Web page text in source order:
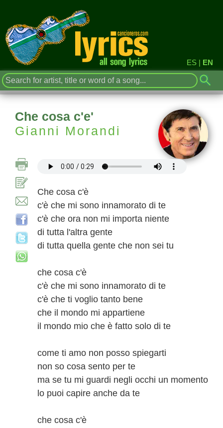
ES | EN
Che cosa c'e'
Gianni Morandi
Che cosa c'è
c'è che mi sono innamorato di te
c'è che ora non mi importa niente
di tutta l'altra gente
di tutta quella gente che non sei tu
che cosa c'è
c'è che mi sono innamorato di te
c'è che ti voglio tanto bene
che il mondo mi appartiene
il mondo mio che è fatto solo di te
come ti amo non posso spiegarti
non so cosa sento per te
ma se tu mi guardi negli occhi un momento
lo puoi capire anche da te
che cosa c'è